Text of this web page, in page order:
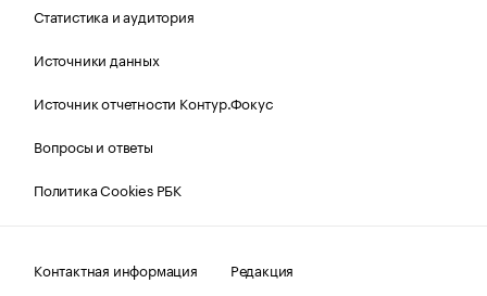
Статистика и аудитория
Источники данных
Источник отчетности Контур.Фокус
Вопросы и ответы
Политика Cookies РБК
Контактная информация Редакция